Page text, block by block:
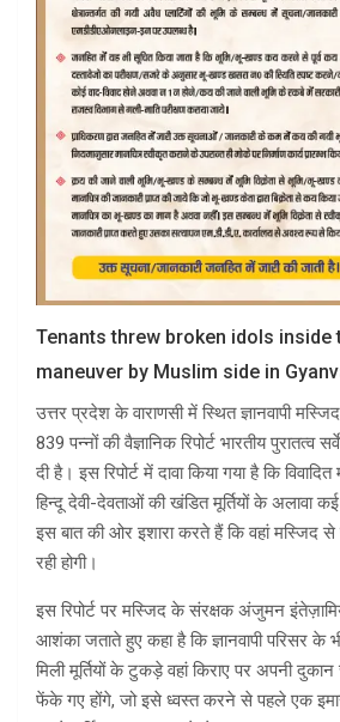
Tenants threw broken idols inside
maneuver by Muslim side in
उत्तर प्रदेश के वाराणसी में स्थित ज्ञानवापी
839 पन्नों की वैज्ञानिक रिपोर्ट भारतीय पुरातत्व
दी है। इस रिपोर्ट में दावा किया गया है कि
हिन्दू देवी-देवताओं की खंडित मूर्तियों के अलावा
इस बात की ओर इशारा करते हैं कि वहां मस्जिद
रही होगी।
इस रिपोर्ट पर मस्जिद के संरक्षक अंजुमन
आशंका जताते हुए कहा है कि ज्ञानवापी परिसर
मिली मूर्तियों के टुकड़े वहां किराए पर अपनी दुकान
फेंके गए होंगे, जो इसे ध्वस्त करने से पहले एक